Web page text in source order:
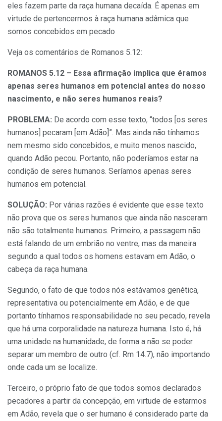
eles fazem parte da raça humana decaída. É apenas em
virtude de pertencermos à raça humana adâmica que
somos concebidos em pecado
Veja os comentários de Romanos 5.12:
ROMANOS 5.12 – Essa afirmação implica que éramos
apenas seres humanos em potencial antes do nosso
nascimento, e não seres humanos reais?
PROBLEMA: De acordo com esse texto, “todos [os seres
humanos] pecaram [em Adão]”. Mas ainda não tínhamos
nem mesmo sido concebidos, e muito menos nascido,
quando Adão pecou. Portanto, não poderíamos estar na
condição de seres humanos. Seríamos apenas seres
humanos em potencial.
SOLUÇÃO: Por várias razões é evidente que esse texto
não prova que os seres humanos que ainda não nasceram
não são totalmente humanos. Primeiro, a passagem não
está falando de um embrião no ventre, mas da maneira
segundo a qual todos os homens estavam em Adão, o
cabeça da raça humana.
Segundo, o fato de que todos nós estávamos genética,
representativa ou potencialmente em Adão, e de que
portanto tínhamos responsabilidade no seu pecado, revela
que há uma corporalidade na natureza humana. Isto é, há
uma unidade na humanidade, de forma a não se poder
separar um membro de outro (cf. Rm 14.7), não importando
onde cada um se localize.
Terceiro, o próprio fato de que todos somos declarados
pecadores a partir da concepção, em virtude de estarmos
em Adão, revela que o ser humano é considerado parte da